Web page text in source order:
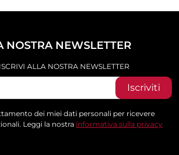
NOSTRA NEWSLETTER
ALLA NOSTRA NEWSLETTER
Iscriviti
dei miei dati personali per ricevere
Leggi la nostra informativa sulla privacy